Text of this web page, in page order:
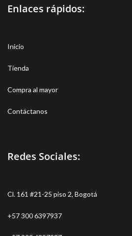
Enlaces rápidos:
Inicio
Tienda
Compra al mayor
Contáctanos
Redes Sociales:
Cl. 161 #21-25 piso 2, Bogotá
+57 300 6397937